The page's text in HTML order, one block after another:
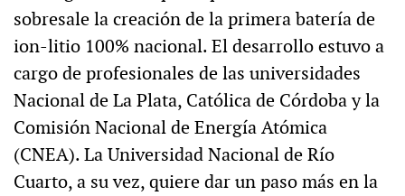
sobresale la creación de la primera batería de
ion-litio 100% nacional. El desarrollo estuvo a
cargo de profesionales de las universidades
Nacional de La Plata, Católica de Córdoba y la
Comisión Nacional de Energía Atómica
(CNEA). La Universidad Nacional de Río
Cuarto, a su vez, quiere dar un paso más en la